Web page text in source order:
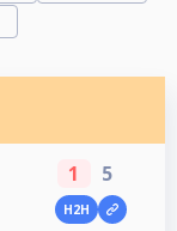
1 5
H2H